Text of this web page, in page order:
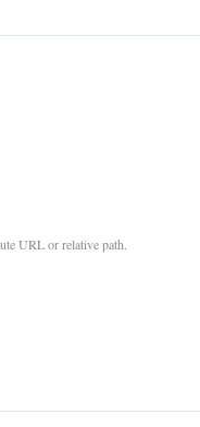
URL or relative path.